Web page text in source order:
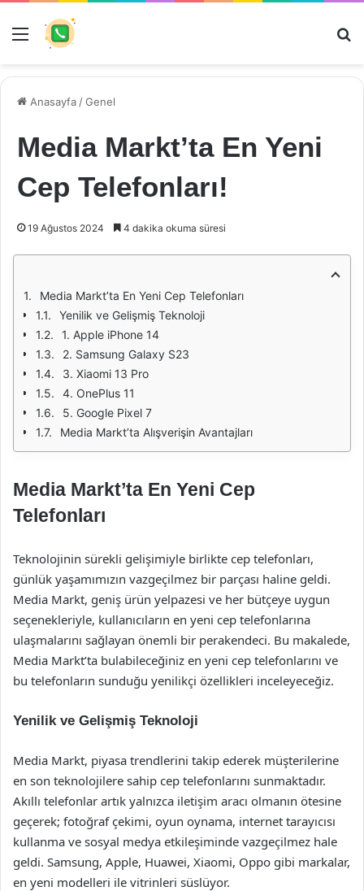
Menü
Anasayfa /Genel
Media Markt’ta En Yeni
Cep Telefonları!
19 Ağustos 2024 4 dakika okuma süresi
Media Markt’ta En Yeni Cep Telefonları
Yenilik ve Gelişmiş Teknoloji
1. Apple iPhone 14
2. Samsung Galaxy S23
3. Xiaomi 13 Pro
4. OnePlus 11
5. Google Pixel 7
Media Markt’ta Alışverişin Avantajları
Media Markt’ta En Yeni Cep
Telefonları
Teknolojinin sürekli gelişimiyle birlikte cep telefonları,
günlük yaşamımızın vazgeçilmez bir parçası haline geldi.
Media Markt, geniş ürün yelpazesi ve her bütçeye uygun
seçenekleriyle, kullanıcıların en yeni cep telefonlarına
ulaşmalarını sağlayan önemli bir perakendeci. Bu makalede,
Media Markt’ta bulabileceğiniz en yeni cep telefonlarını ve
bu telefonların sunduğu yenilikçi özellikleri inceleyeceğiz.
Yenilik ve Gelişmiş Teknoloji
Media Markt, piyasa trendlerini takip ederek müşterilerine
en son teknolojilere sahip cep telefonlarını sunmaktadır.
Akıllı telefonlar artık yalnızca iletişim aracı olmanın ötesine
geçerek; fotoğraf çekimi, oyun oynama, internet tarayıcısı
kullanma ve sosyal medya etkileşiminde vazgeçilmez hale
geldi. Samsung, Apple, Huawei, Xiaomi, Oppo gibi markalar,
en yeni modelleri ile vitrinleri süslüyor.